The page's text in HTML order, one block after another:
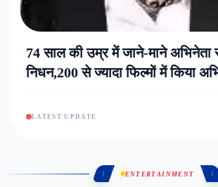
74 साल की उम्र में जाने-माने अभिनेता
निधन,200 से ज्यादा फिल्मों में किया
LATEST UPDATE
ENTERTAINMENT